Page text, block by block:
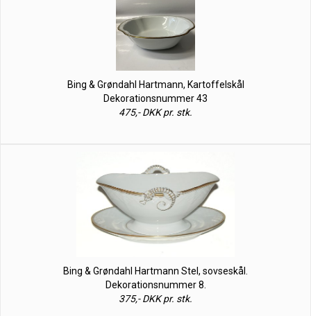
Bing & Grøndahl Hartmann, Kartoffelskål
Dekorationsnummer 43
475,- DKK pr. stk.
Bing & Grøndahl Hartmann Stel, sovseskål.
Dekorationsnummer 8.
375,- DKK pr. stk.